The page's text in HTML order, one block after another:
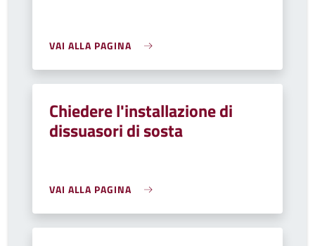
VAI ALLA PAGINA
Chiedere l'installazione di
dissuasori di sosta
VAI ALLA PAGINA